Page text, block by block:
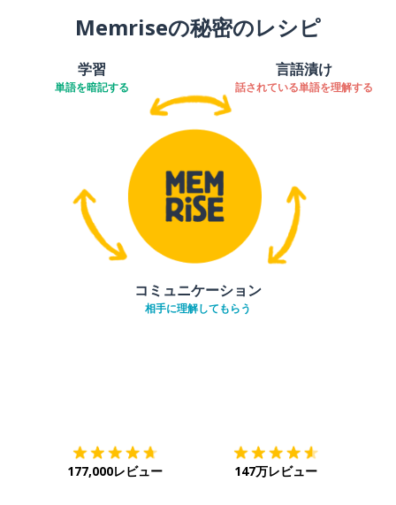
Memriseの秘密のレシピ
学習
単語を暗記する
言語漬け
話されている単語を理解する
コミュニケーション
相手に理解してもらう
177,000レビュー 147万レビュー